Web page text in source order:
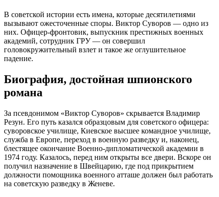
В советской истории есть имена, которые десятилетиями
вызывают ожесточенные споры. Виктор Суворов — одно из
них. Офицер-фронтовик, выпускник престижных военных
академий, сотрудник ГРУ — он совершил
головокружительный взлет и такое же оглушительное
падение.
Биография, достойная шпионского
романа
За псевдонимом «Виктор Суворов» скрывается Владимир
Резун. Его путь казался образцовым для советского офицера:
суворовское училище, Киевское высшее командное училище,
служба в Европе, переход в военную разведку и, наконец,
блестящее окончание Военно-дипломатической академии в
1974 году. Казалось, перед ним открыты все двери. Вскоре он
получил назначение в Швейцарию, где под прикрытием
должности помощника военного атташе должен был работать
на советскую разведку в Женеве.